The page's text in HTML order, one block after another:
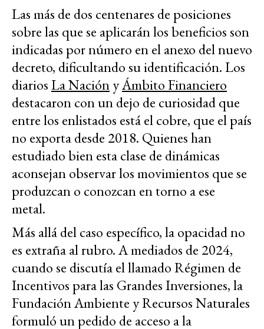
Las más de dos centenares de posiciones
sobre las que se aplicarán los beneficios son
indicadas por número en el anexo del nuevo
decreto, dificultando su identificación. Los
diariosLa NaciónyÁmbito Financiero
destacaron con un dejo de curiosidad que
entre los enlistados está el cobre, que el país
no exporta desde 2018. Quienes han
estudiado bien esta clase de dinámicas
aconsejan observar los movimientos que se
produzcan o conozcan en torno a ese
metal.
Más allá del caso específico, la opacidad no
es extraña al rubro. A mediados de 2024,
cuando se discutía el llamado Régimen de
Incentivos para las Grandes Inversiones, la
Fundación Ambiente y Recursos Naturales
formuló un pedido de acceso a la